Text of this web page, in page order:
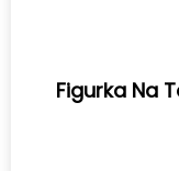
Figurka Na